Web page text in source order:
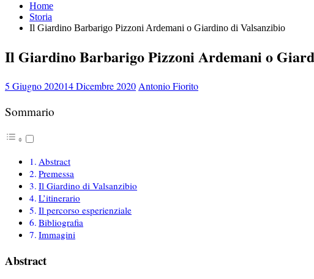
Home
Storia
Il Giardino Barbarigo Pizzoni Ardemani o Giardino di Valsanzibio
Il Giardino Barbarigo Pizzoni Ardemani o
5 Giugno 202014 Dicembre 2020 Antonio Fiorito
Sommario
Abstract
Premessa
Il Giardino di Valsanzibio
L’itinerario
Il percorso esperienziale
Bibliografia
Immagini
Abstract